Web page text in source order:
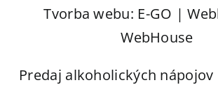
Tvorba webu: E-GO |
WebHouse
Predaj alkoholických